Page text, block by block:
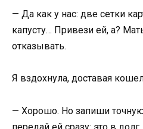
— Да как у нас: две сетки
капусту… Привези ей, а?
отказывать.
Я вздохнула, доставая
— Хорошо. Но запиши
передай ей сразу: это в